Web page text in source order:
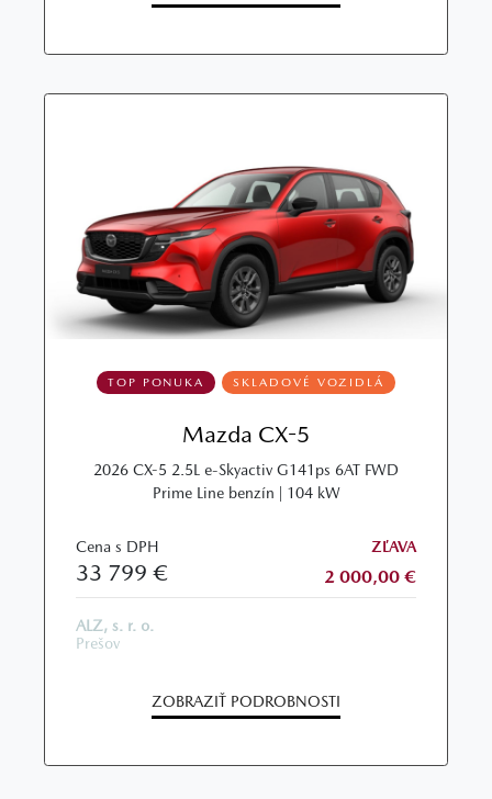
TOP PONUKA SKLADOVÉ VOZIDLÁ
Mazda CX-5
2026 CX-5 2.5L e-Skyactiv G141ps 6AT FWD
Prime Line benzín | 104 kW
Cena s DPH
33 799 €
ZĽAVA
2 000,00 €
ALZ, s. r. o.
Prešov
ZOBRAZIŤ PODROBNOSTI